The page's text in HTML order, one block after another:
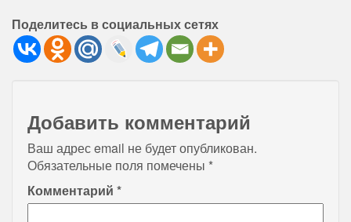
Поделитесь в социальных сетях
Добавить комментарий
Ваш адрес email не будет опубликован.
Обязательные поля помечены *
Комментарий *